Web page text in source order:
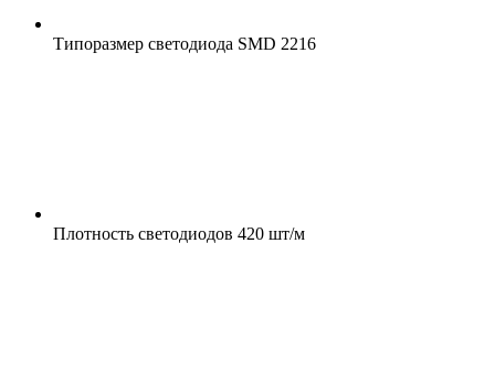
Типоразмер светодиода SMD 2216
Плотность светодиодов 420 шт/м